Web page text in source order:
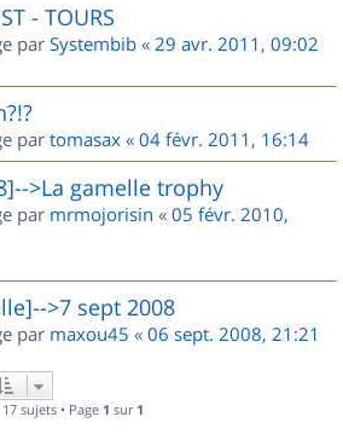
- TOURS
par Systembib « 29 avr. 2011, 09:02
par tomasax « 04 févr. 2011, 16:14
>La gamelle trophy
par mrmojorisin « 05 févr. 2010,
>7 sept 2008
par maxou45 « 06 sept. 2008, 21:21
17 sujets • Page 1 sur 1